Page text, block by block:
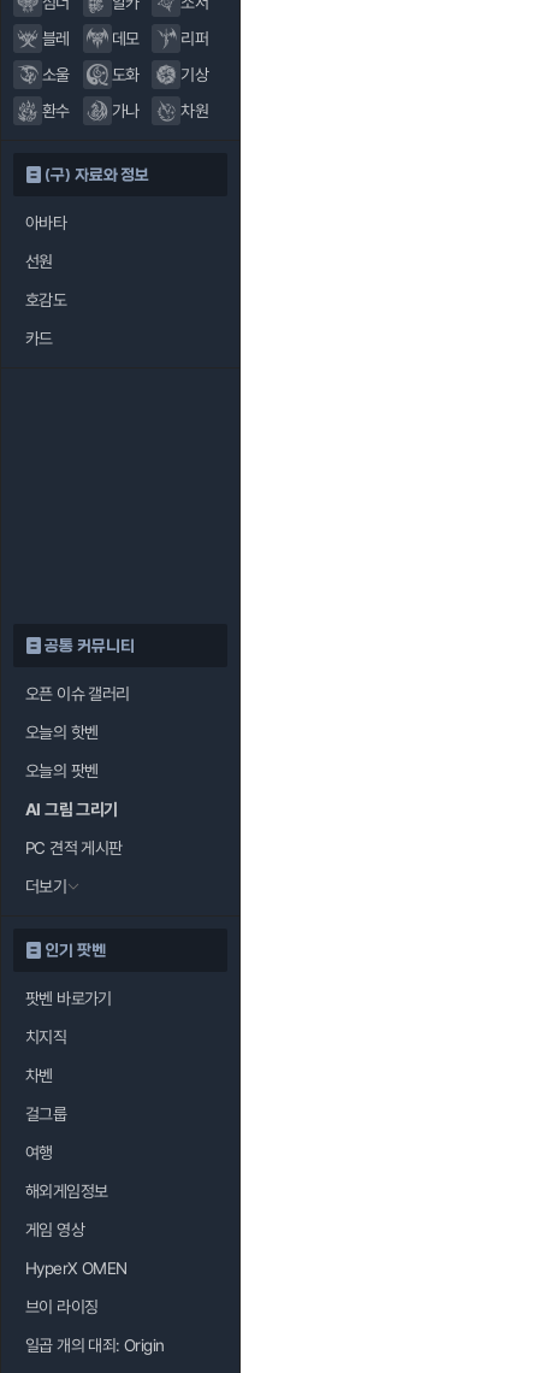
블레
데모
리퍼
소울
도화
기상
환수
가나 차원
(구) 자료와 정보
아바타
선원
호감도
카드
공통 커뮤니티
오픈 이슈 갤러리
오늘의 핫벤
오늘의 팟벤
AI 그림 그리기
PC 견적 게시판
더보기
인기 팟벤
팟벤 바로가기
치지직
차벤
걸그룹
여행
해외게임정보
게임 영상
HyperX OMEN
브이 라이징
일곱 개의 대죄: Origin